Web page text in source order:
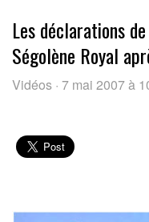
Les déclarations
Ségolène Royal
Vidéos · 7 mai 2007 à